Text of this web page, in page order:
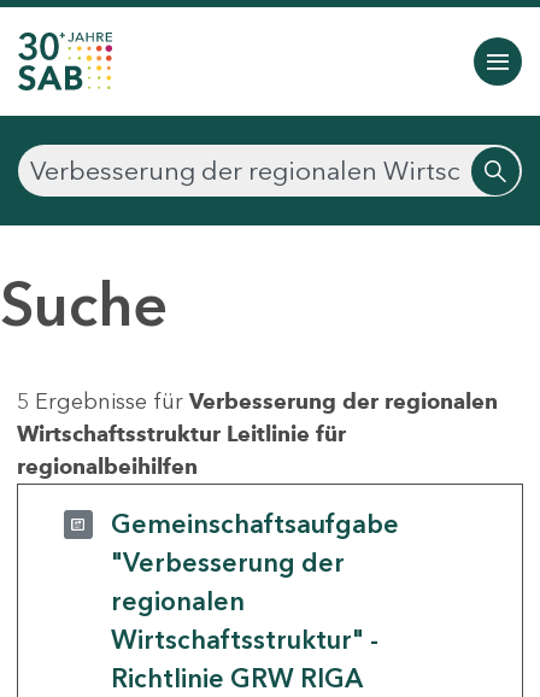
Suche
5 Ergebnisse für Verbesserung der regionalen
Wirtschaftsstruktur Leitlinie für
regionalbeihilfen
Gemeinschaftsaufgabe
"Verbesserung der
regionalen
Wirtschaftsstruktur" -
Richtlinie GRW RIGA